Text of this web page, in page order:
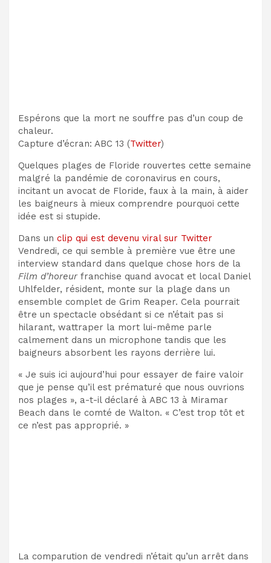
Espérons que la mort ne souffre pas d’un coup de
chaleur.
Capture d’écran: ABC 13 (Twitter)
Quelques plages de Floride rouvertes cette semaine
malgré la pandémie de coronavirus en cours,
incitant un avocat de Floride, faux à la main, à aider
les baigneurs à mieux comprendre pourquoi cette
idée est si stupide.
Dans un clip qui est devenu viral sur Twitter
Vendredi, ce qui semble à première vue être une
interview standard dans quelque chose hors de la
Film d’horeur franchise quand avocat et local Daniel
Uhlfelder, résident, monte sur la plage dans un
ensemble complet de Grim Reaper. Cela pourrait
être un spectacle obsédant si ce n’était pas si
hilarant, wattraper la mort lui-même parle
calmement dans un microphone tandis que les
baigneurs absorbent les rayons derrière lui.
« Je suis ici aujourd’hui pour essayer de faire valoir
que je pense qu’il est prématuré que nous ouvrions
nos plages », a-t-il déclaré à ABC 13 à Miramar
Beach dans le comté de Walton. « C’est trop tôt et
ce n’est pas approprié. »
La comparution de vendredi n’était qu’un arrêt dans